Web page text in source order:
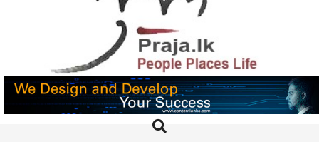
PRAJA.LK
Search